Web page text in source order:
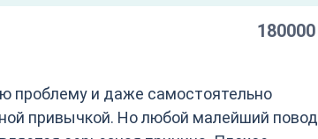
180000
проблему и даже самостоятельно
привычкой. Но любой малейший повод